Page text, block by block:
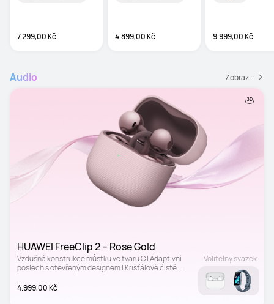
7.299,00 Kč 4.899,00 Kč 9.999,00 Kč
Audio Zobrazit všechny Audio
HUAWEI FreeClip 2 – Rose Gold
Vzdušná konstrukce můstku ve tvaru C | Adaptivní
poslech s otevřeným designem | Křišťálově čisté
4.999,00 Kč
Volitelný svazek